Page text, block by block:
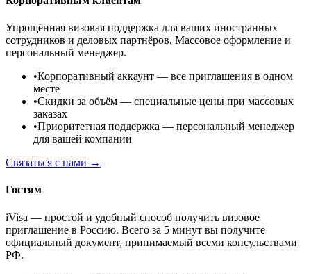
Упрощённая визовая поддержка для ваших иностранных
сотрудников и деловых партнёров. Массовое оформление и
персональный менеджер.
•Корпоративный аккаунт — все приглашения в одном
месте
•Скидки за объём — специальные цены при массовых
заказах
•Приоритетная поддержка — персональный менеджер
для вашей компании
Связаться с нами →
Гостям
iVisa — простой и удобный способ получить визовое
приглашение в Россию. Всего за 5 минут вы получите
официальный документ, принимаемый всеми консульствами
РФ.